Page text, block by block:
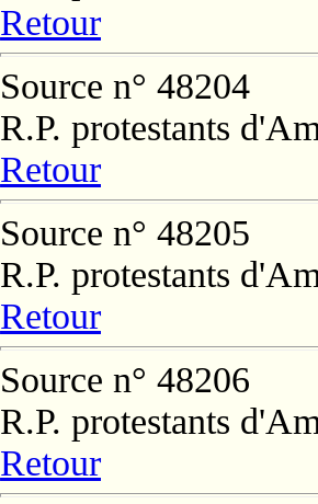
Retour
Source n° 48204
R.P. protestants
Retour
Source n° 48205
R.P. protestants
Retour
Source n° 48206
R.P. protestants
Retour